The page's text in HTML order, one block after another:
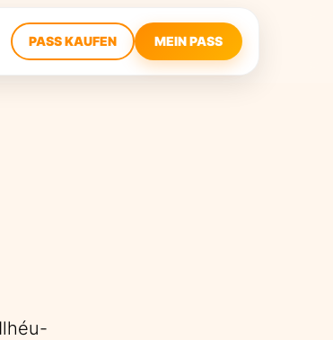
PASS KAUFEN MEIN PASS